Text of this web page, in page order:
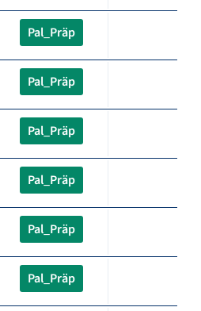
Pal_Präp
Pal_Präp
Pal_Präp
Pal_Präp
Pal_Präp
Pal_Präp